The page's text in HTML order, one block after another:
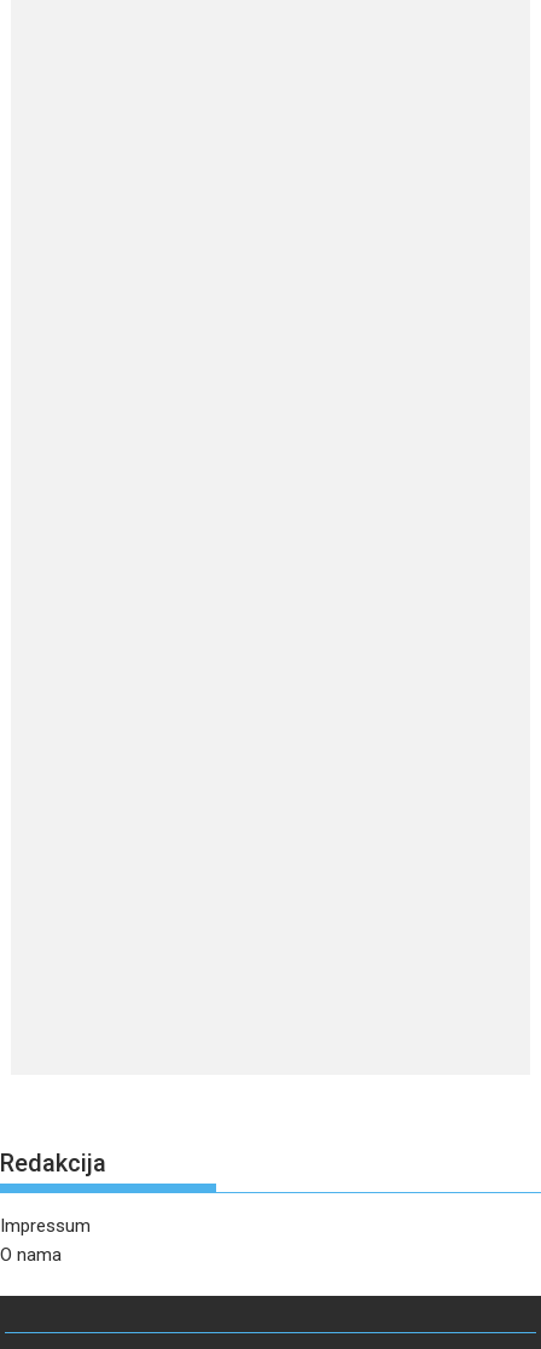
Redakcija
Impressum
O nama